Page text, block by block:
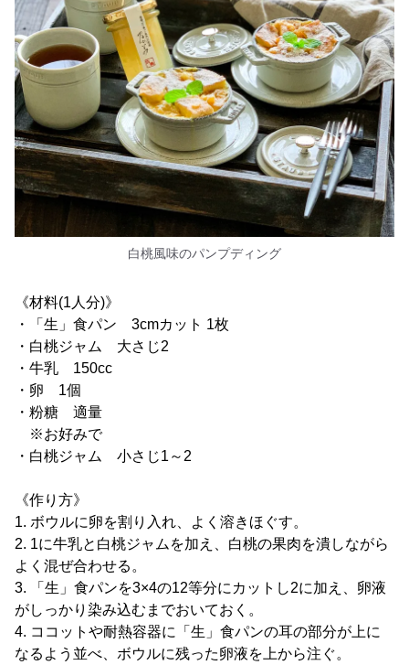
白桃風味のパンプディング
《材料(1人分)》
・「生」食パン 3cmカット 1枚
・白桃ジャム 大さじ2
・牛乳 150cc
・卵 1個
・粉糖 適量
※お好みで
・白桃ジャム 小さじ1～2
《作り方》
1. ボウルに卵を割り入れ、よく溶きほぐす。
2. 1に牛乳と白桃ジャムを加え、白桃の果肉を潰しながら
よく混ぜ合わせる。
3. 「生」食パンを3×4の12等分にカットし2に加え、卵液
がしっかり染み込むまでおいておく。
4. ココットや耐熱容器に「生」食パンの耳の部分が上に
なるよう並べ、ボウルに残った卵液を上から注ぐ。